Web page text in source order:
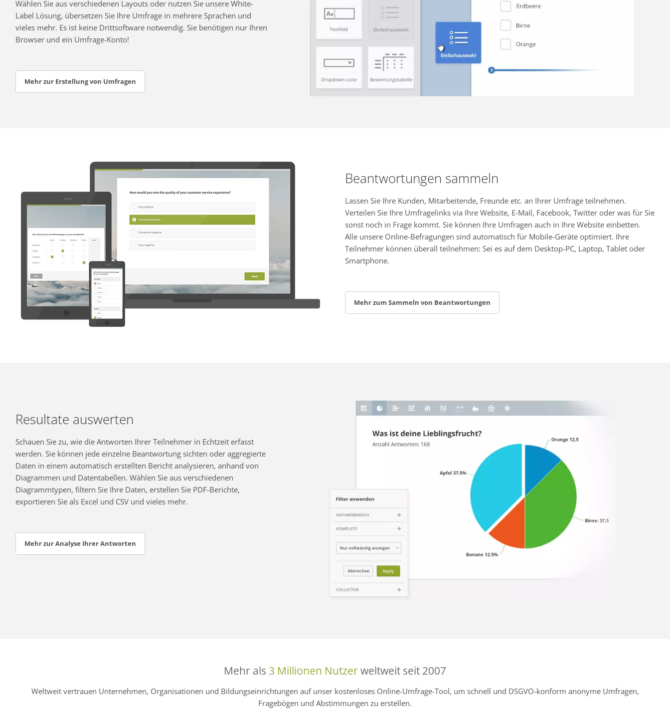
Wählen Sie aus verschiedenen Layouts oder nutzen Sie unsere White-
Label Lösung, übersetzen Sie Ihre Umfrage in mehrere Sprachen und
vieles mehr. Es ist keine Drittsoftware notwendig. Sie benötigen nur Ihren
Browser und ein Umfrage-Konto!
Mehr zur Erstellung von Umfragen
Beantwortungen sammeln
Lassen Sie Ihre Kunden, Mitarbeitende, Freunde etc. an Ihrer Umfrage teilnehmen.
Verteilen Sie Ihre Umfragelinks via Ihre Website, E-Mail, Facebook, Twitter oder was für Sie
sonst noch in Frage kommt. Sie können Ihre Umfragen auch in Ihre Website einbetten.
Alle unsere Online-Befragungen sind automatisch für Mobile-Geräte optimiert. Ihre
Teilnehmer können überall teilnehmen: Sei es auf dem Desktop-PC, Laptop, Tablet oder
Smartphone.
Mehr zum Sammeln von Beantwortungen
Resultate auswerten
Schauen Sie zu, wie die Antworten Ihrer Teilnehmer in Echtzeit erfasst
werden. Sie können jede einzelne Beantwortung sichten oder aggregierte
Daten in einem automatisch erstellten Bericht analysieren, anhand von
Diagrammen und Datentabellen. Wählen Sie aus verschiedenen
Diagrammtypen, filtern Sie Ihre Daten, erstellen Sie PDF-Berichte,
exportieren Sie als Excel und CSV und vieles mehr.
Mehr zur Analyse Ihrer Antworten
Mehr als 3 Millionen Nutzerweltweit seit 2007
Weltweit vertrauen Unternehmen, Organisationen und Bildungseinrichtungen auf unser kostenloses Online-Umfrage-Tool, um schnell und DSGVO-konform anonyme Umfragen,
Fragebögen und Abstimmungen zu erstellen.